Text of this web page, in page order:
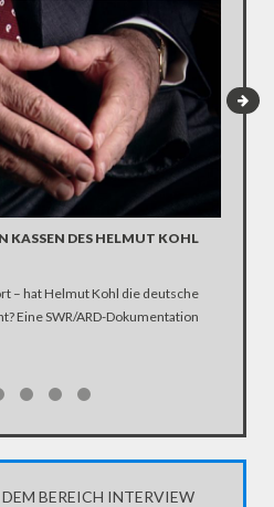
KASSEN DES HELMUT KOHL
– hat Helmut Kohl die deutsche
Eine SWR/ARD-Dokumentation
BEREICH INTERVIEW